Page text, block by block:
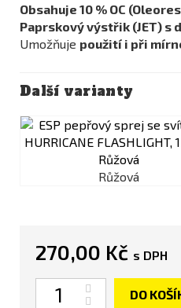
Obsahuje 10 % OC
Paprskový výstřik (JET) s
Umožňuje použití i při
Další varianty
Růžová
270,00 Kč s DPH
Počet
DO